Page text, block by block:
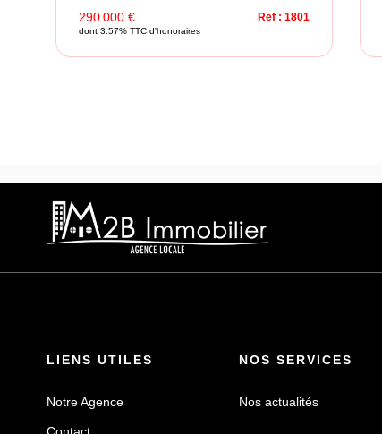
290 000 €
dont 3.57% TTC d'honoraires
Ref : 1801
LIENS UTILES
Notre Agence
NOS SERVICES
Nos actualités